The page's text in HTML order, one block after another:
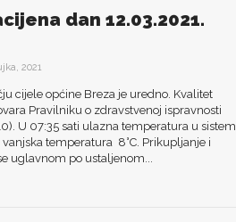
dan 12.03.2021.
2021
cijele općine Breza je uredno. Kvalitet
Pravilniku o zdravstvenoj ispravnosti
U 07:35 sati ulazna temperatura u sistem
temperatura 8°C. Prikupljanje i
uglavnom po ustaljenom...